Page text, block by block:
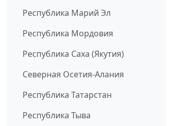
Республика Марий Эл
Республика Мордовия
Республика Саха (Якутия)
Северная Осетия-Алания
Республика Татарстан
Республика Тыва